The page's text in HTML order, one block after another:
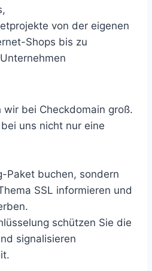
von der eigenen
Shops bis zu
wir bei Checkdomain groß.
uns nicht nur eine
Paket buchen, sondern
SSL informieren und
schützen Sie die
signalisieren